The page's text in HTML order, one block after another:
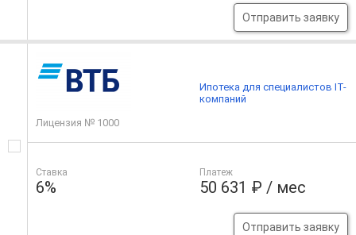
Отправить заявку
Лицензия № 1000
Ставка
6%
Платеж
50 631 ₽ / мес
Отправить заявку
Ипотека для специалистов IT-
компаний